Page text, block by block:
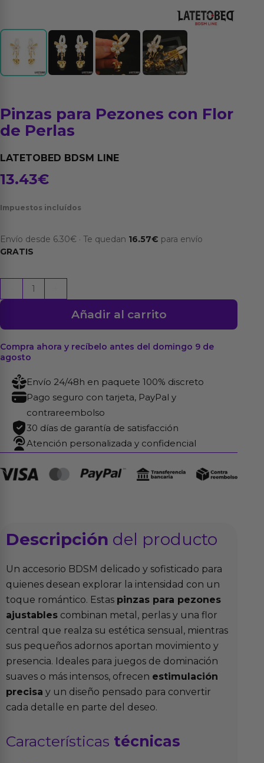
Pinzas para Pezones con Flor
de Perlas
LATETOBED BDSM LINE
13.43€
Impuestos incluídos
Envío desde 6.30€ · Te quedan 16.57€ para envío
GRATIS
para
con
Flor
de
Perlas
cantidad
Añadir al carrito
Compra ahora y recíbelo antes del domingo 9 de
agosto
Envío 24/48h en paquete 100% discreto
Pago seguro con tarjeta, PayPal y
contrareembolso
30 días de garantía de satisfacción
Atención personalizada y confidencial
Descripción del producto
Un accesorio BDSM delicado y sofisticado para
quienes desean explorar la intensidad con un
toque romántico. Estas pinzas para pezones
ajustables combinan metal, perlas y una flor
central que realza su estética sensual, mientras
sus pequeños adornos aportan movimiento y
presencia. Ideales para juegos de dominación
suaves o más intensos, ofrecen estimulación
precisa y un diseño pensado para convertir
cada detalle en parte del deseo.
Características técnicas